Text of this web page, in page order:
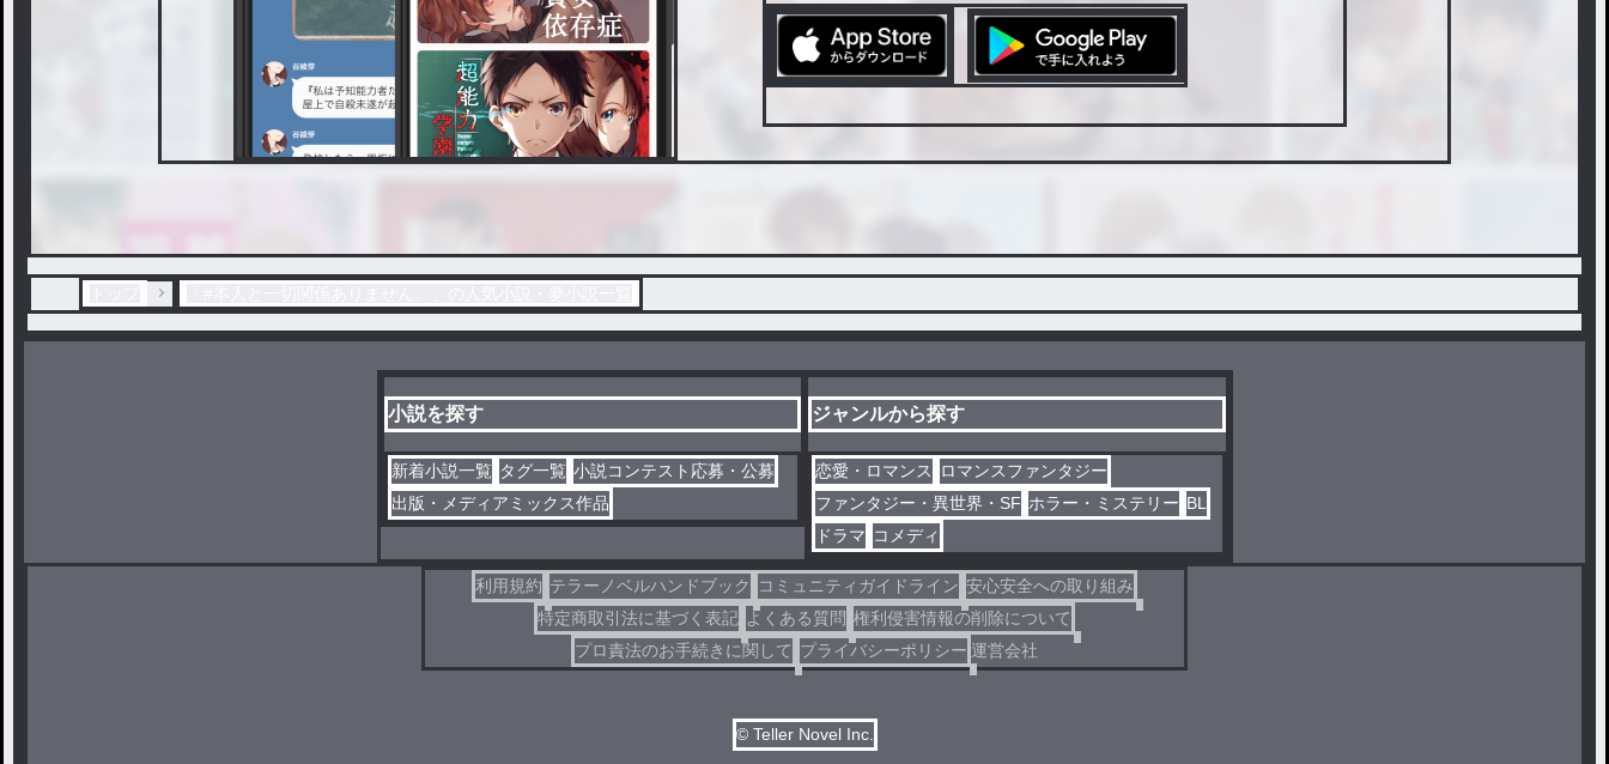
小説を探す
新着小説一覧 タグ一覧 小説コンテスト応募・公募
出版・メディアミックス作品
ジャンルから探す
恋愛・ロマンス
ロマンスファンタジー
ファンタジー・異世界・SF ホラー・ミステリー BL
ドラマ コメディ
利用規約 テラーノベルハンドブック コミュニティガイドライン 安心安全への取り組み
特定商取引法に基づく表記 よくある質問 権利侵害情報の削除について
プロ責法のお手続きに関して プライバシーポリシー 運営会社
© Teller Novel Inc.